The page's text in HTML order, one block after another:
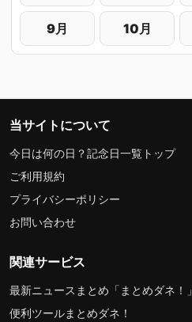
9月 10月
当サイトについて
今日は何の日？記念日一覧トップ
ご利用規約
プライバシーポリシー
お問い合わせ
関連サービス
最新ニュースまとめ「まとめダネ！」
便利ツールまとめダネ！